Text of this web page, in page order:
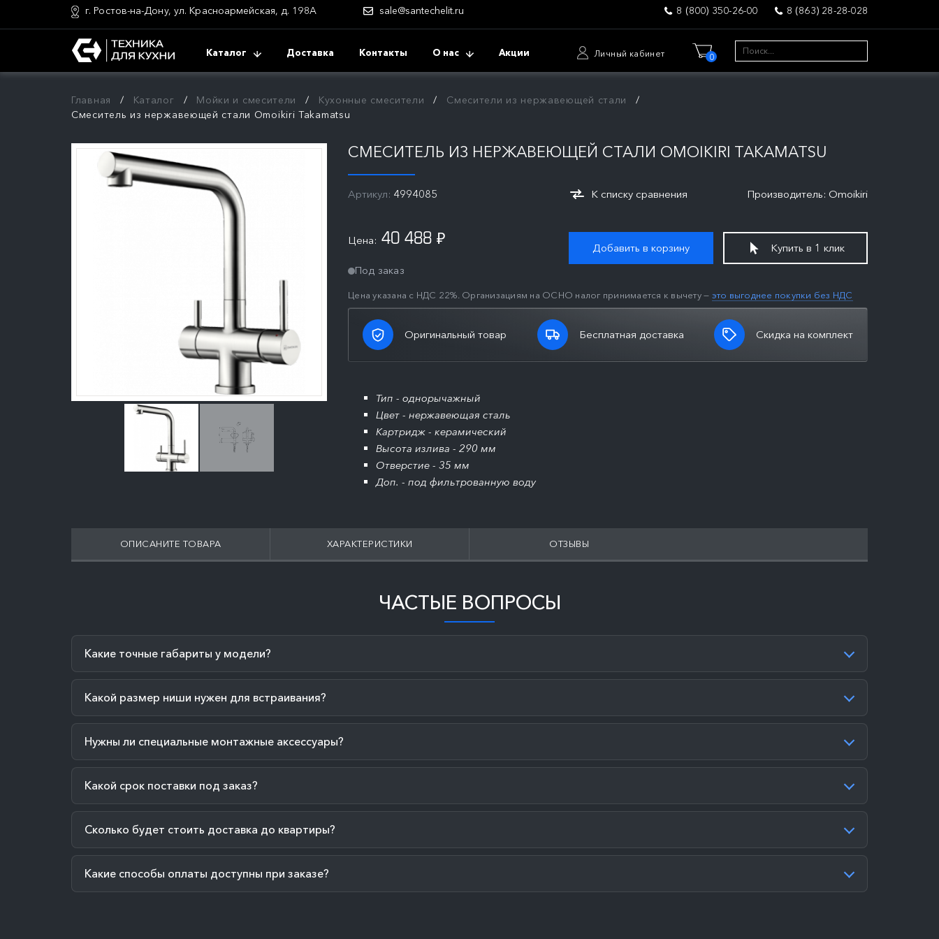
г. Ростов-на-Дону, ул. Красноармейская, д. 198А sale@santechelit.ru 8 (800) 350-26-00 8 (863) 28-28-028
Каталог Доставка Контакты О нас Акции Личный кабинет 0
Главная Каталог Мойки и смесители Кухонные смесители
Смесители из нержавеющей стали
Смеситель из нержавеющей стали Omoikiri Takamatsu
СМЕСИТЕЛЬ ИЗ НЕРЖАВЕЮЩЕЙ СТАЛИ OMOIKIRI TAKAMATSU
Артикул: 4994085 К списку сравнения Производитель: Omoikiri
Цена: 40 488 ₽
Под заказ
Цена указана с НДС 22%. Организациям на ОСНО налог принимается к вычету — это выгоднее покупки без НДС
Добавить в корзину Купить в 1 клик
Оригинальный товар Бесплатная доставка Скидка на комплект
Тип - однорычажный
Цвет - нержавеющая сталь
Картридж - керамический
Высота излива - 290 мм
Отверстие - 35 мм
Доп. - под фильтрованную воду
ОПИСАНИТЕ ТОВАРА ХАРАКТЕРИСТИКИ ОТЗЫВЫ
ЧАСТЫЕ ВОПРОСЫ
Какие точные габариты у модели?
Какой размер ниши нужен для встраивания?
Нужны ли специальные монтажные аксессуары?
Какой срок поставки под заказ?
Сколько будет стоить доставка до квартиры?
Какие способы оплаты доступны при заказе?